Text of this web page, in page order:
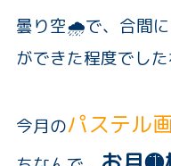
曇り空🌧️で、合間に
ができた程度でした
今月のパステル